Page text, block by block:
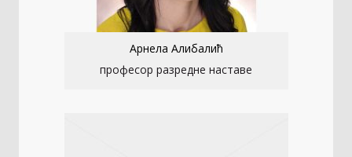
Арнела Алибалић
професор разредне наставе